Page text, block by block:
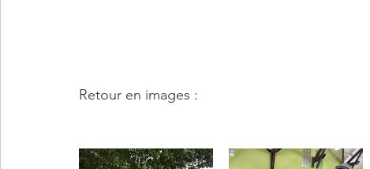
Retour en images :